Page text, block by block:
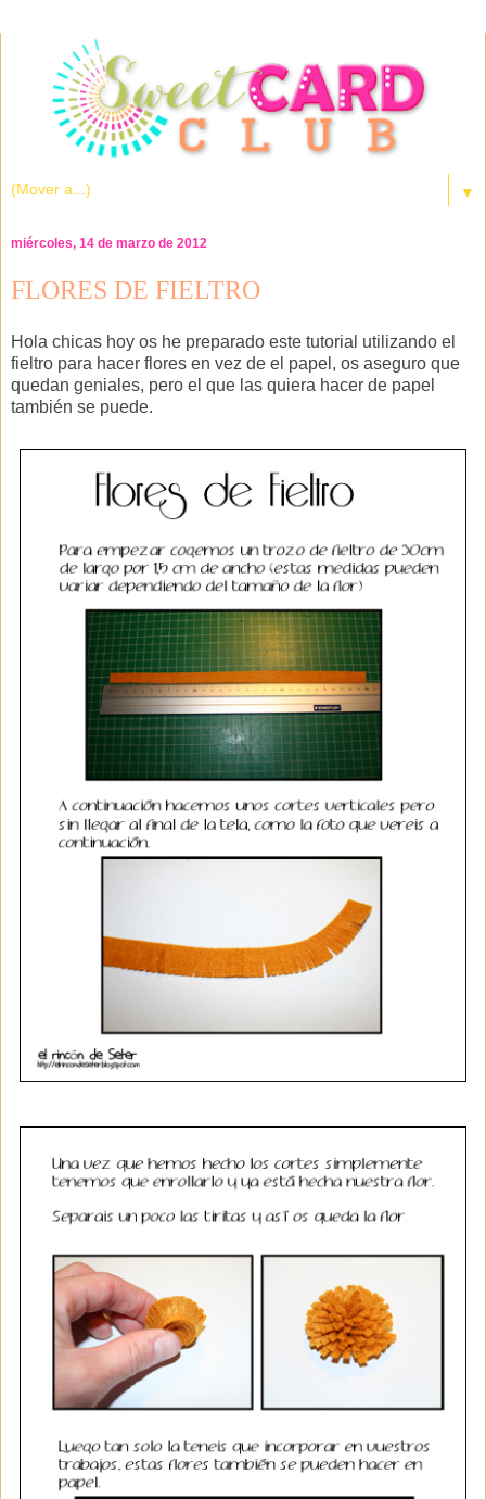
▼
miércoles, 14 de marzo de 2012
FLORES DE FIELTRO
Hola chicas hoy os he preparado este tutorial utilizando el
fieltro para hacer flores en vez de el papel, os aseguro que
quedan geniales, pero el que las quiera hacer de papel
también se puede.